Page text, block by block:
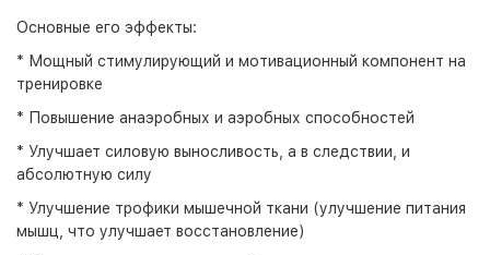
Основные его эффекты:
* Мощный стимулирующий и мотивационный компонент на
тренировке
* Повышение анаэробных и аэробных способностей
* Улучшает силовую выносливость, а в следствии, и
абсолютную силу
* Улучшение трофики мышечной ткани (улучшение питания
мышц, что улучшает восстановление)